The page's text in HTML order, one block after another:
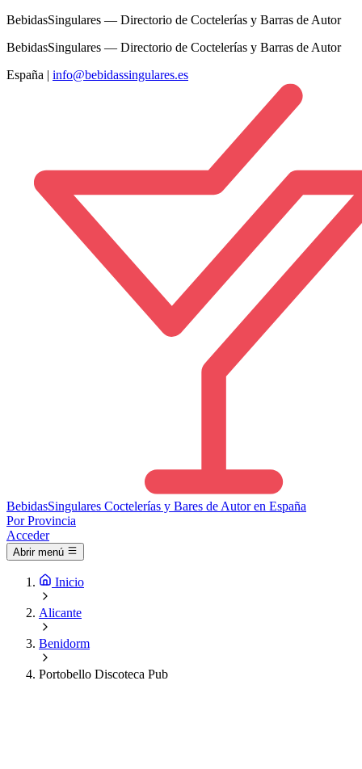
BebidasSingulares — Directorio de Coctelerías y Barras de Autor
BebidasSingulares — Directorio de Coctelerías y Barras de Autor
España | info@bebidassingulares.es
BebidasSingulares Coctelerías y Bares de Autor en España
Por Provincia
Acceder
Abrir menú
Inicio
Alicante
Benidorm
Portobello Discoteca Pub